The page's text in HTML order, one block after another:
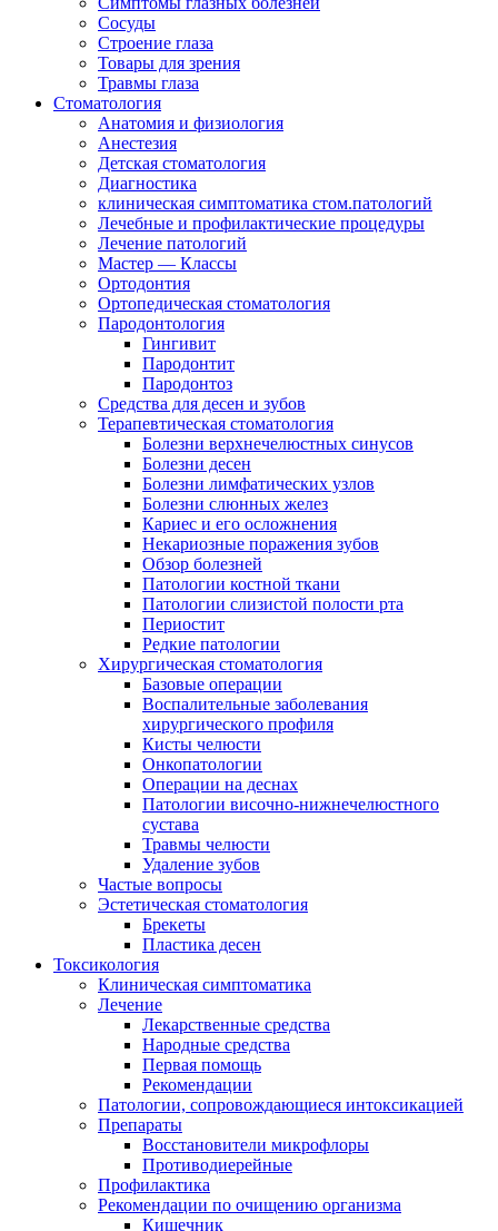
Сосуды
Строение глаза
Товары для зрения
Травмы глаза
Стоматология
Анатомия и физиология
Анестезия
Детская стоматология
Диагностика
клиническая симптоматика стом.патологий
Лечебные и профилактические процедуры
Лечение патологий
Мастер — Классы
Ортодонтия
Ортопедическая стоматология
Пародонтология
Гингивит
Пародонтит
Пародонтоз
Средства для десен и зубов
Терапевтическая стоматология
Болезни верхнечелюстных синусов
Болезни десен
Болезни лимфатических узлов
Болезни слюнных желез
Кариес и его осложнения
Некариозные поражения зубов
Обзор болезней
Патологии костной ткани
Патологии слизистой полости рта
Периостит
Редкие патологии
Хирургическая стоматология
Базовые операции
Воспалительные заболевания
хирургического профиля
Кисты челюсти
Онкопатологии
Операции на деснах
Патологии височно-нижнечелюстного
сустава
Травмы челюсти
Удаление зубов
Частые вопросы
Эстетическая стоматология
Брекеты
Пластика десен
Токсикология
Клиническая симптоматика
Лечение
Лекарственные средства
Народные средства
Первая помощь
Рекомендации
Патологии, сопровождающиеся интоксикацией
Препараты
Восстановители микрофлоры
Противодиерейные
Профилактика
Рекомендации по очищению организма
Кишечник